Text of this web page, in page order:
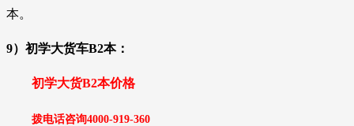
本。
9）初学大货车B2本：
初学大货B2本价格
拨电话咨询4000-919-360